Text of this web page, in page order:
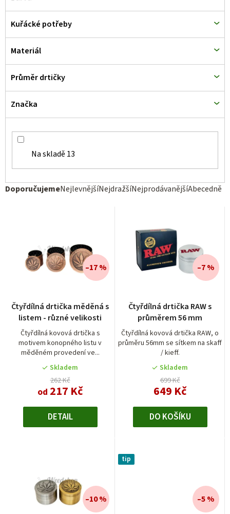
Ř
DoporučujemeNejlevnějšíNejdražšíNejprodávanějšíAbecedně
Na skladě 13
Kuřácké potřeby
Materiál
Průměr drtičky
Značka
u
k
t
ů
Čtyřdílná drtička měděná s
listem - různé velikosti
Čtyřdílná kovová drtička s
motivem konopného listu v
měděném provedení ve...
hodnocení
produktu
je
5,0
z
5
hvězdiček.
Skladem
262 Kč
od 217 Kč
–17 %
DETAIL
Čtyřdílná drtička RAW s
průměrem 56 mm
Čtyřdílná kovová drtička RAW, o
průměru 56mm se sítkem na skaff
/ kieff.
hodnocení
produktu
je
4,0
z
5
hvězdiček.
Skladem
699 Kč
649 Kč
–7 %
DO KOŠÍKU
–10 %
tip
–5 %